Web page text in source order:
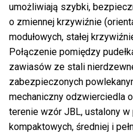
umożliwiają szybki,
o zmiennej krzywiźnie
modułowych, stałej
Połączenie pomiędzy
zawiasów ze stali
zabezpieczonych
mechaniczny odzwierciedla
terenie wzór JBL, ustalony
kompaktowych, średniej i